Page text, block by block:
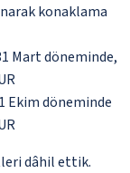
konaklama
Mart döneminde,
Ekim döneminde
dâhil ettik.